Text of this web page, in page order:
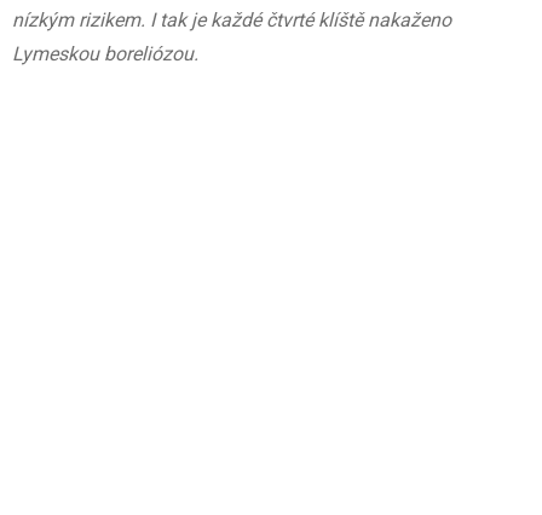
nízkým rizikem. I tak je každé čtvrté klíště nakaženo
Lymeskou boreliózou.